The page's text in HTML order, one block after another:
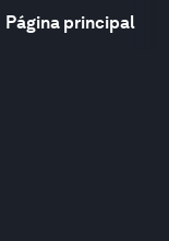
Página principal